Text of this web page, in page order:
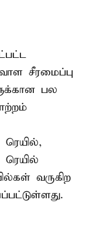
சீரமைப்பு
பல
வருகிற